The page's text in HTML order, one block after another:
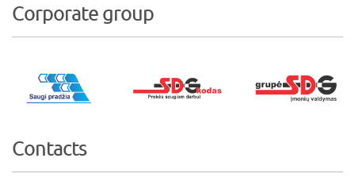
Corporate group
Contacts